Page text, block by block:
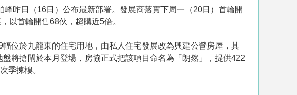
昨日（16日）公布最新部署。發展商落實下周一（20日）首輪開
以首輪開售68伙，超購近5倍。
位於九龍東的住宅用地，由私人住宅發展改為興建公營房屋，其
將搶閘於本月登場，房協正式把該項目命名為「朗然」，提供422
季揀樓。